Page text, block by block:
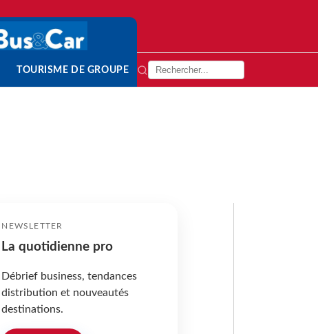
TOURISME DE GROUPE
NEWSLETTER
La quotidienne pro
Débrief business, tendances
distribution et nouveautés
destinations.